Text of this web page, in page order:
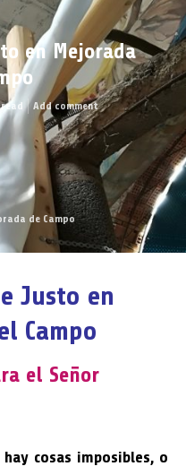
de Campo
en Mejorada
read Add comment
Justo en
Campo
el Señor
hay cosas imposibles, o